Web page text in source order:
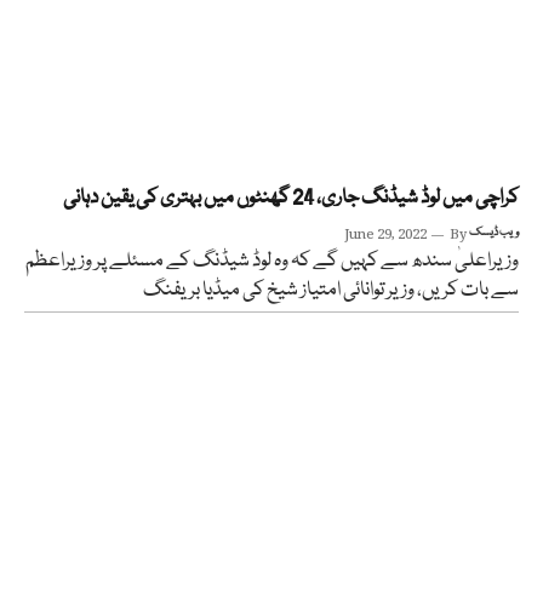
کراچی میں لوڈ شیڈنگ جاری، 24 گھنٹوں میں بہتری کی یقین دہانی
June 29, 2022 Byویب ڈیسک
وزیراعلیٰ سندھ سے کہیں گے کہ وہ لوڈ شیڈنگ کے مسئلے پر وزیراعظم
سے بات کریں، وزیر توانائی امتیاز شیخ کی میڈیا بریفنگ